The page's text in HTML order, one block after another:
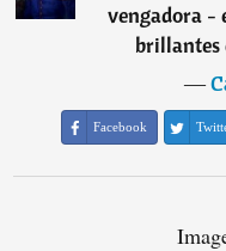
vengadora -
brillantes
―
Facebook